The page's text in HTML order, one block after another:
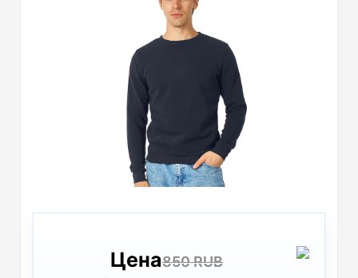
Цена850 RUB